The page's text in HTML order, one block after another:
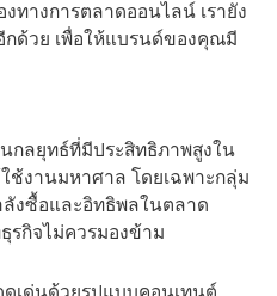
ทางการตลาดออนไลน์ เรายัง
กด้วย เพื่อให้แบรนด์ของคุณมี
กลยุทธ์ที่มีประสิทธิภาพสูงใน
งานมหาศาล โดยเฉพาะกลุ่ม
ลังซื้อและอิทธิพลในตลาด
รกิจไม่ควรมองข้าม